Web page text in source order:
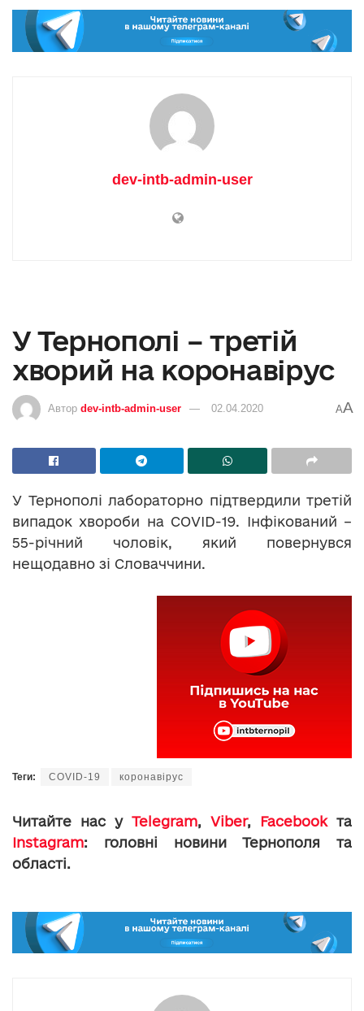
dev-intb-admin-user
У Тернополі – третій
хворий на коронавірус
Автор dev-intb-admin-user 02.04.2020 AA
У Тернополі лабораторно підтвердили третій
випадок хвороби на COVID-19. Інфікований –
55-річний чоловік, який повернувся
нещодавно зі Словаччини.
Теги: COVID-19 коронавірус
Читайте нас у Telegram, Viber, Facebookта
Instagram: головні новини Тернополя та
області.